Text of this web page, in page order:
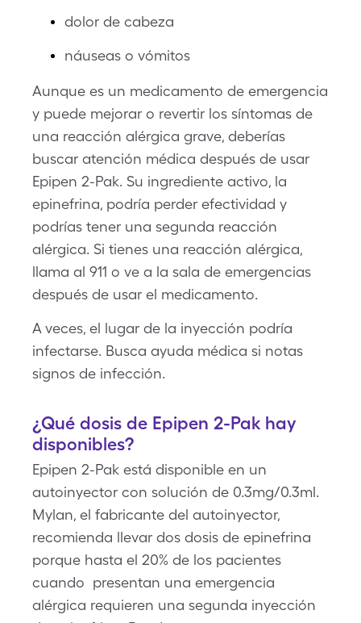
dolor de cabeza
náuseas o vómitos
Aunque es un medicamento de emergencia
y puede mejorar o revertir los síntomas de
una reacción alérgica grave, deberías
buscar atención médica después de usar
Epipen 2-Pak. Su ingrediente activo, la
epinefrina, podría perder efectividad y
podrías tener una segunda reacción
alérgica. Si tienes una reacción alérgica,
llama al 911 o ve a la sala de emergencias
después de usar el medicamento.
A veces, el lugar de la inyección podría
infectarse. Busca ayuda médica si notas
signos de infección.
¿Qué dosis de Epipen 2-Pak hay
disponibles?
Epipen 2-Pak está disponible en un
autoinyector con solución de 0.3mg/0.3ml.
Mylan, el fabricante del autoinyector,
recomienda llevar dos dosis de epinefrina
porque hasta el 20% de los pacientes
cuando presentan una emergencia
alérgica requieren una segunda inyección